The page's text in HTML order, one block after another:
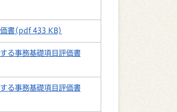
価書(pdf 433 KB)
る事務基礎項目評価書
る事務基礎項目評価書